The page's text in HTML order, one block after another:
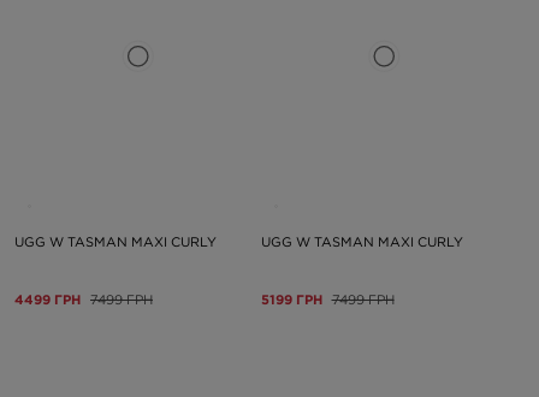
UGG W TASMAN MAXI CURLY
4499 ГРН 7499 ГРН
UGG W TASMAN MAXI CURLY
5199 ГРН 7499 ГРН